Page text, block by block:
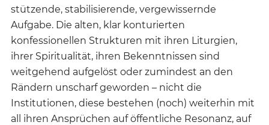
stützende, stabilisierende, vergewissernde
Aufgabe. Die alten, klar konturierten
konfessionellen Strukturen mit ihren Liturgien,
ihrer Spiritualität, ihren Bekenntnissen sind
weitgehend aufgelöst oder zumindest an den
Rändern unscharf geworden – nicht die
Institutionen, diese bestehen (noch) weiterhin mit
all ihren Ansprüchen auf öffentliche Resonanz, auf